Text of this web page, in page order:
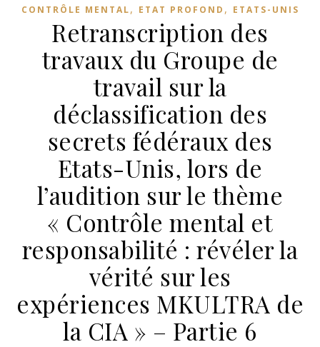
CONTRÔLE MENTAL, ETAT PROFOND , ETATS-UNIS
Retranscription des
travaux du Groupe de
travail sur la
déclassification des
secrets fédéraux des
Etats-Unis, lors de
l’audition sur le thème
« Contrôle mental et
responsabilité : révéler la
vérité sur les
expériences MKULTRA de
la CIA » – Partie 6